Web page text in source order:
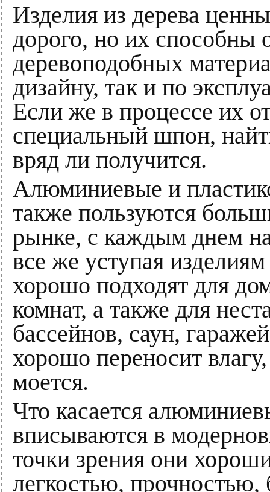
Изделия из дерева
дорого, но их способны
деревоподобных
дизайну, так и по
Если же в процессе их
специальный шпон,
вряд ли получится.
Алюминиевые и
также пользуются
рынке, с каждым днем
все же уступая
хорошо подходят для
комнат, а также для
бассейнов, саун,
хорошо переносит
моется.
Что касается
вписываются в
точки зрения они
легкостью,